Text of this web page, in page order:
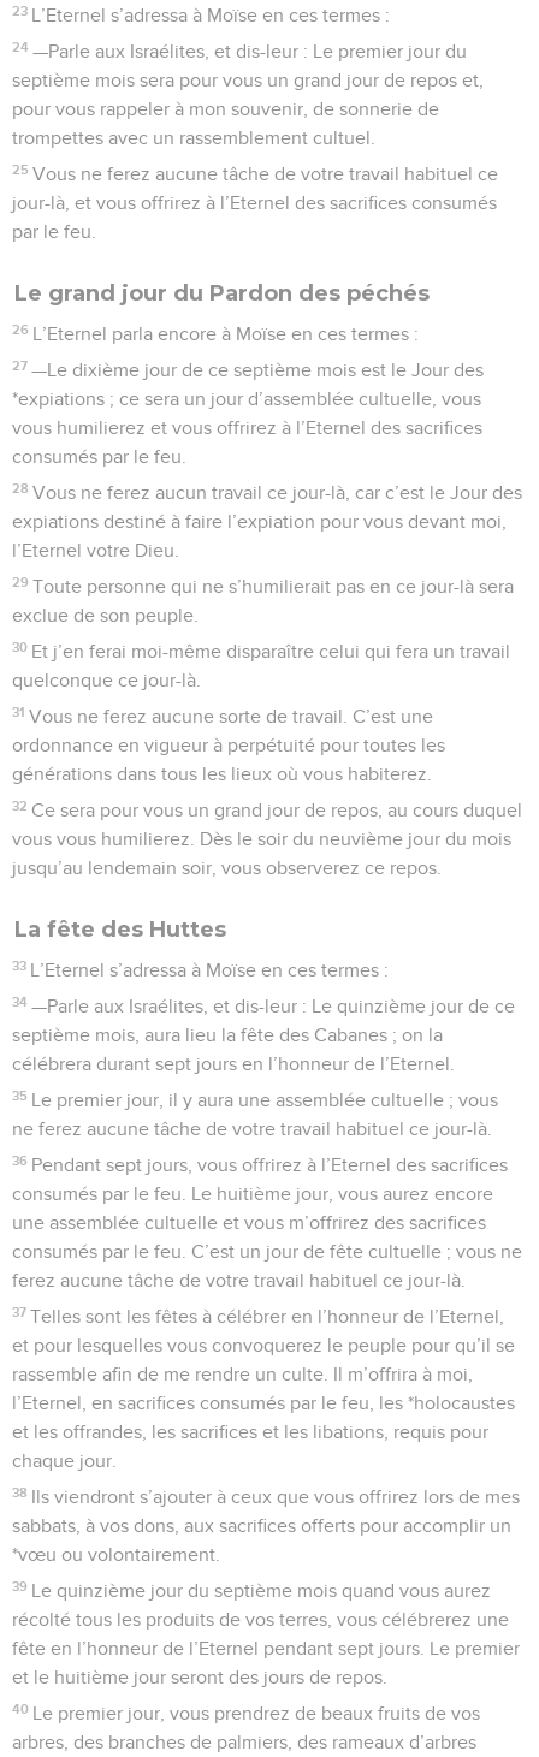
10 Le fils d’une femme israélite et d’un père égyptien
s’avança parmi les Israélites et se disputa dans le camp avec
un homme israélite.
11 Le fils de la femme israélite *blasphéma et maudit le Nom
par excellence. Alors on l’amena devant Moïse. Sa mère
s’appelait Chelomith, elle était la fille de Dibri, de la tribu de
Dan.
12 On le mit sous bonne garde en attendant que l’Eternel leur
13 L’Eternel parla à Moïse en ces termes :
14 —Fais conduire le blasphémateur hors du camp, tous ceux
qui l’ont entendu imposeront leurs mains sur sa tête ;
ensuite, toute l’assemblée le tuera à coups de pierres.
15 Tu diras aux Israélites : Quiconque maudira son Dieu
portera la responsabilité de sa faute.
16 Et celui qui blasphème le nom de l’Eternel sera puni de
mort ; toute la communauté le lapidera ; qu’il soit immigré ou
autochtone, il mourra pour avoir blasphémé le Nom par
excellence.
17 —Celui qui tue un autre homme sera puni de mort.
18 S’il fait périr un animal d’autrui, il le remplacera selon le
principe : une vie pour une vie.
19 Si un homme inflige une blessure à son prochain, on agira
à son égard comme il a agi lui-même :
20 fracture pour fracture, œil pour œil, dent pour dent ; on lui
infligera la même blessure qu’il a portée à son prochain.
21 Donc, celui qui fait périr un animal le remplacera, et celui
qui tue un homme sera puni de mort.
Vous appliquerez le même jugement aux étrangers et aux
Moïse parla aux Israélites, et ils firent sortir le
*blasphémateur du camp ; ils le tuèrent à coups de pierres,
appliquant ainsi l’ordre que l’Eternel avait donné à Moïse.
La Bible Du Semeur Copyright © 1992, 1999 by Biblica, Inc.® Used by permission.
Lévitique 25
Seuls les Évangiles sont disponibles en vidéo pour le moment.
L'année de repos pour le sol
Sur le mont Sinaï, l’Eternel s’adressa à Moïse en ces
termes :
2 —Dis aux Israélites : Quand vous serez entrés dans le pays
que je vais vous donner, la terre elle-même se reposera ;
pour l’Eternel, vous la laisserez se reposer.
3 Pendant six ans, tu ensemenceras ton champ, et pendant
six ans, tu tailleras ta vigne et tu en récolteras les produits.
4 Mais la septième année sera un sabbat, une année de
repos pour la terre, on la laissera se reposer en l’honneur de
l’Eternel ; tu n’ensemenceras pas ton champ et tu ne tailleras
pas ta vigne.
5 Tu ne moissonneras pas ce qui poussera tout seul de ta